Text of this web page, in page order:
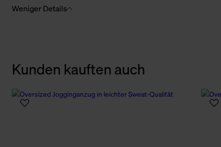
Weniger Details
Kunden kauften auch